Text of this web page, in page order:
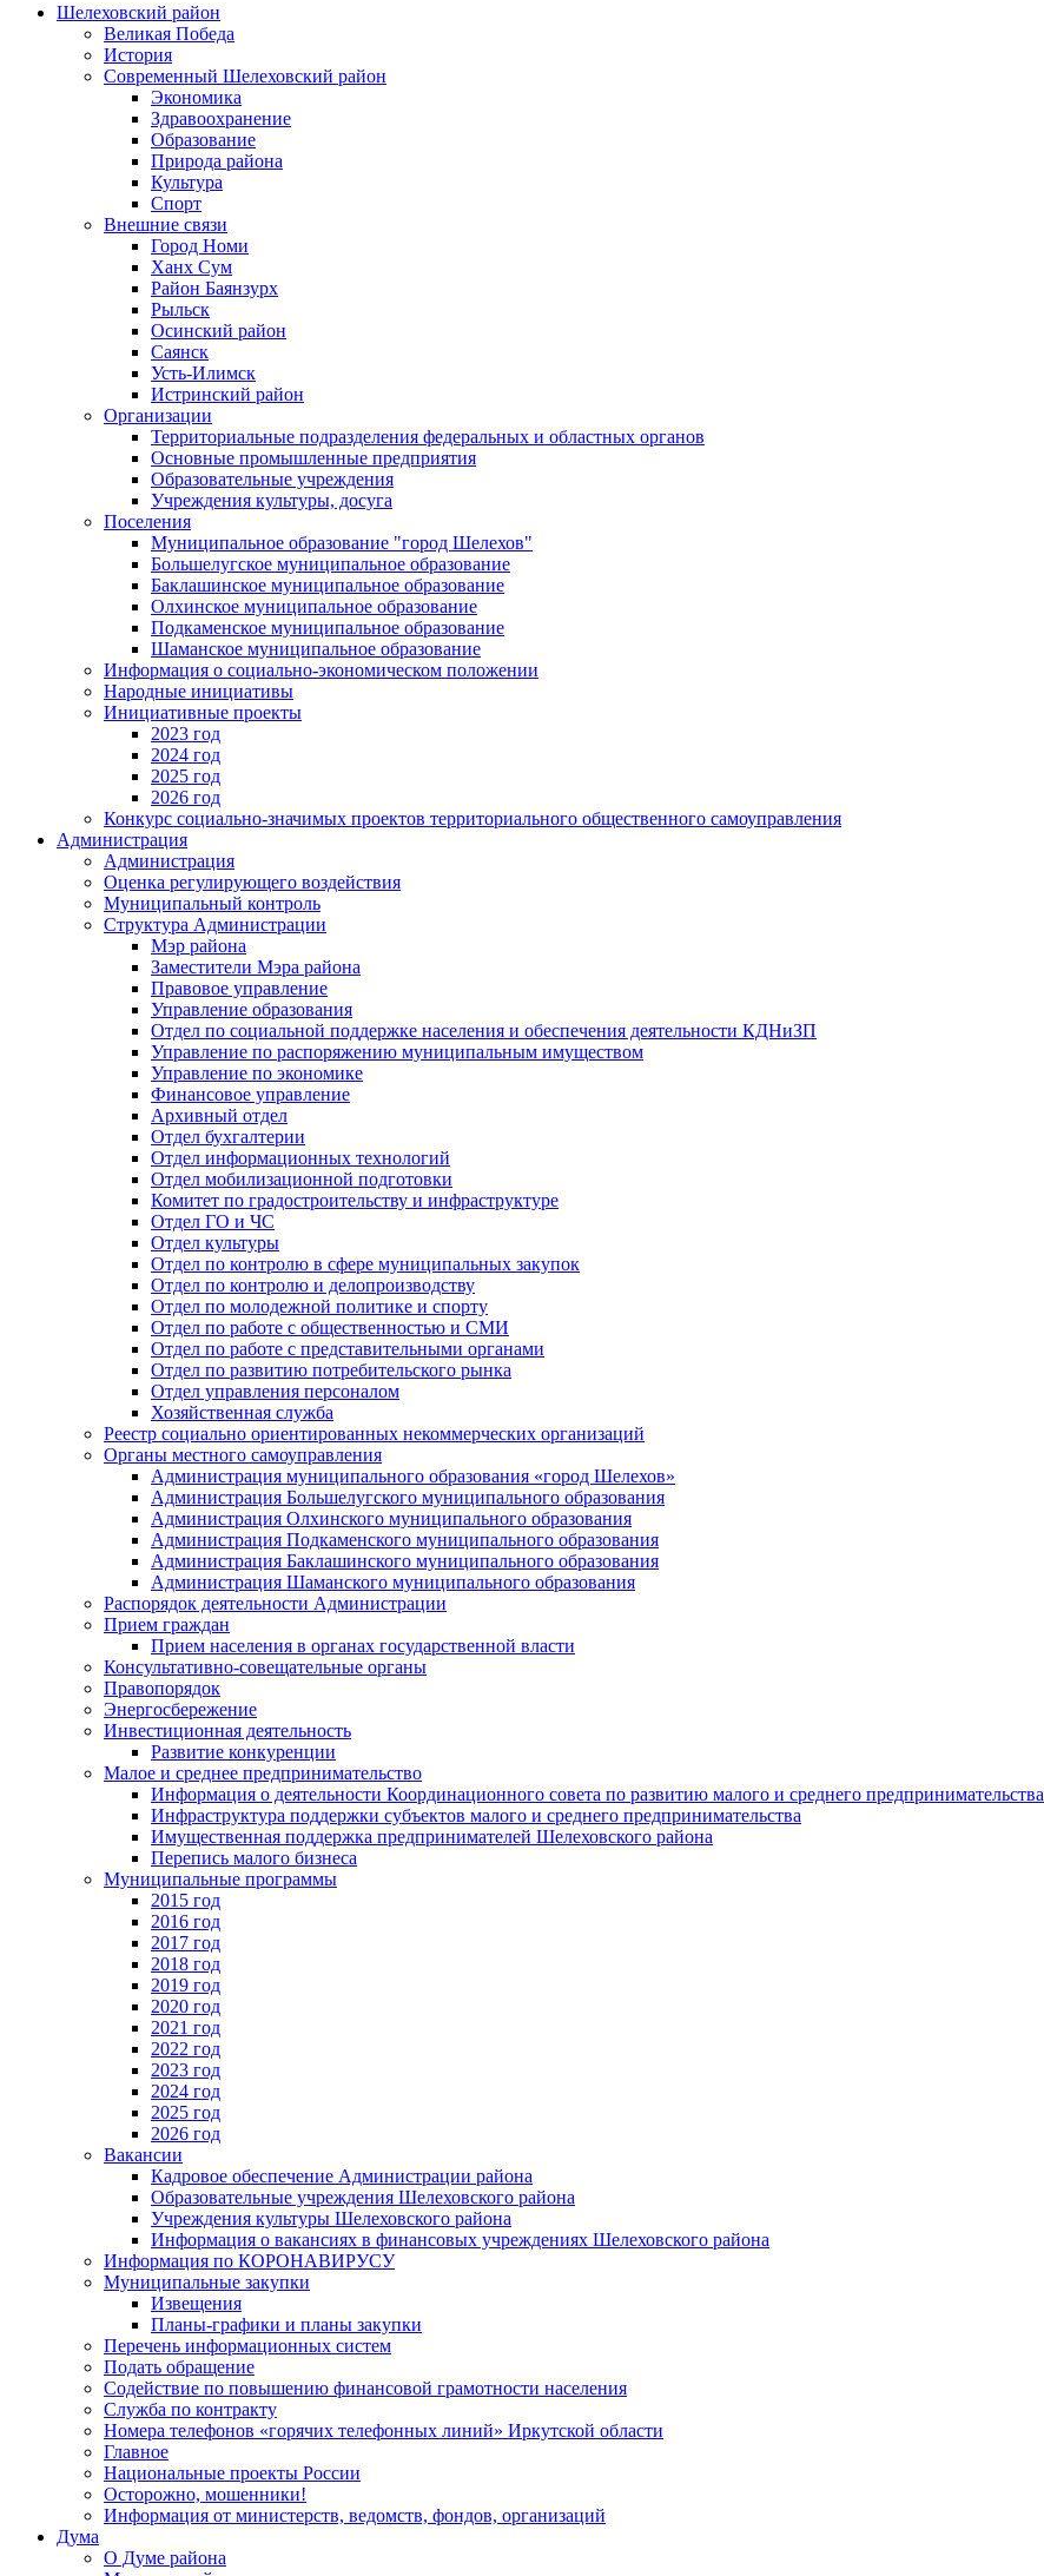
Шелеховский район
Великая Победа
История
Современный Шелеховский район
Экономика
Здравоохранение
Образование
Природа района
Культура
Спорт
Внешние связи
Город Номи
Ханх Сум
Район Баянзурх
Рыльск
Осинский район
Саянск
Усть-Илимск
Истринский район
Организации
Территориальные подразделения федеральных и областных органов
Основные промышленные предприятия
Образовательные учреждения
Учреждения культуры, досуга
Поселения
Муниципальное образование "город Шелехов"
Большелугское муниципальное образование
Баклашинское муниципальное образование
Олхинское муниципальное образование
Подкаменское муниципальное образование
Шаманское муниципальное образование
Информация о социально-экономическом положении
Народные инициативы
Инициативные проекты
2023 год
2024 год
2025 год
2026 год
Конкурс социально-значимых проектов территориального общественного самоуправления
Администрация
Администрация
Оценка регулирующего воздействия
Муниципальный контроль
Структура Администрации
Мэр района
Заместители Мэра района
Правовое управление
Управление образования
Отдел по социальной поддержке населения и обеспечения деятельности КДНиЗП
Управление по распоряжению муниципальным имуществом
Управление по экономике
Финансовое управление
Архивный отдел
Отдел бухгалтерии
Отдел информационных технологий
Отдел мобилизационной подготовки
Комитет по градостроительству и инфраструктуре
Отдел ГО и ЧС
Отдел культуры
Отдел по контролю в сфере муниципальных закупок
Отдел по контролю и делопроизводству
Отдел по молодежной политике и спорту
Отдел по работе с общественностью и СМИ
Отдел по работе с представительными органами
Отдел по развитию потребительского рынка
Отдел управления персоналом
Хозяйственная служба
Реестр социально ориентированных некоммерческих организаций
Органы местного самоуправления
Администрация муниципального образования «город Шелехов»
Администрация Большелугского муниципального образования
Администрация Олхинского муниципального образования
Администрация Подкаменского муниципального образования
Администрация Баклашинского муниципального образования
Администрация Шаманского муниципального образования
Распорядок деятельности Администрации
Прием граждан
Прием населения в органах государственной власти
Консультативно-совещательные органы
Правопорядок
Энергосбережение
Инвестиционная деятельность
Развитие конкуренции
Малое и среднее предпринимательство
Информация о деятельности Координационного совета по развитию малого и среднего предпринимательства
Инфраструктура поддержки субъектов малого и среднего предпринимательства
Имущественная поддержка предпринимателей Шелеховского района
Перепись малого бизнеса
Муниципальные программы
2015 год
2016 год
2017 год
2018 год
2019 год
2020 год
2021 год
2022 год
2023 год
2024 год
2025 год
2026 год
Вакансии
Кадровое обеспечение Администрации района
Образовательные учреждения Шелеховского района
Учреждения культуры Шелеховского района
Информация о вакансиях в финансовых учреждениях Шелеховского района
Информация по КОРОНАВИРУСУ
Муниципальные закупки
Извещения
Планы-графики и планы закупки
Перечень информационных систем
Подать обращение
Содействие по повышению финансовой грамотности населения
Служба по контракту
Номера телефонов «горячих телефонных линий» Иркутской области
Главное
Национальные проекты России
Осторожно, мошенники!
Информация от министерств, ведомств, фондов, организаций
Дума
О Думе района